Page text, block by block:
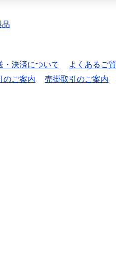
品
・決済について
よくあるご
のご案内 売掛取引のご案内